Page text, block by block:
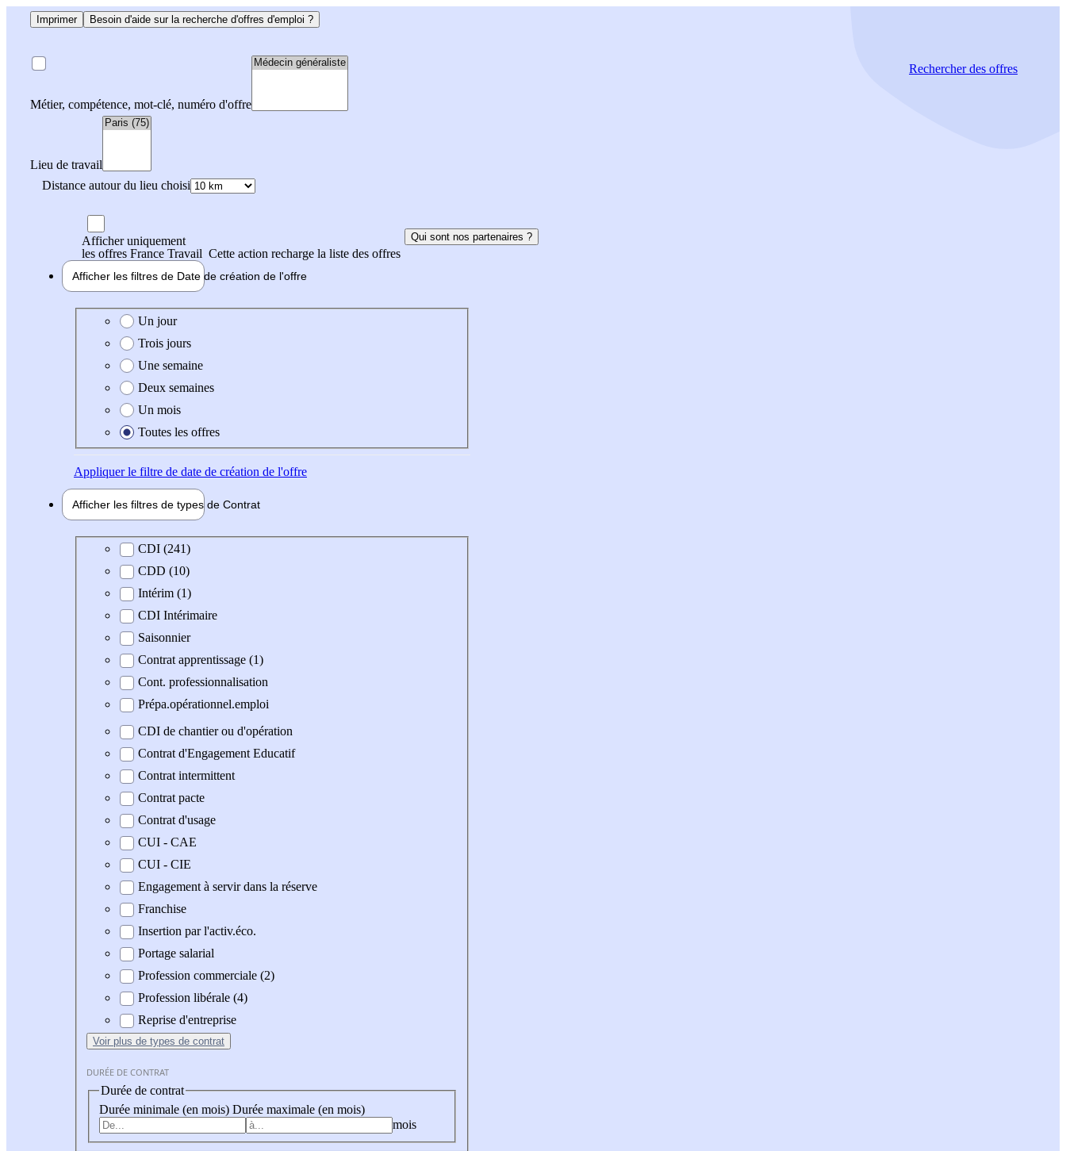
Imprimer Besoin d'aide sur la recherche d'offres d'emploi ?
Métier, compétence, mot-clé, numéro d'offre
Lieu de travail
Distance autour du lieu choisi
Rechercherdes offres
Afficher uniquement
les offres France Travail Cette action recharge la liste des offres
Qui sont nos partenaires ?
Afficher les filtres de Date de création de l'offre
Date de création de l'offre
Un jour
Trois jours
Une semaine
Deux semaines
Un mois
Toutes les offres
Appliquerle filtre de date de création de l'offre
Afficher les filtres de types de Contrat
Type de contratCDI (241)
CDD (10)
Intérim (1)
CDI Intérimaire
Saisonnier
Contrat apprentissage (1)
Cont. professionnalisation
Prépa.opérationnel.emploi
CDI de chantier ou d'opération
Contrat d'Engagement Educatif
Contrat intermittent
Contrat pacte
Contrat d'usage
CUI - CAE
CUI - CIE
Engagement à servir dans la réserve
Franchise
Insertion par l'activ.éco.
Portage salarial
Profession commerciale (2)
Profession libérale (4)
Reprise d'entreprise
Voir plus de types de contrat
DURÉE DE CONTRAT
Durée de contrat
Durée minimale (en mois) Durée maximale (en mois)
mois